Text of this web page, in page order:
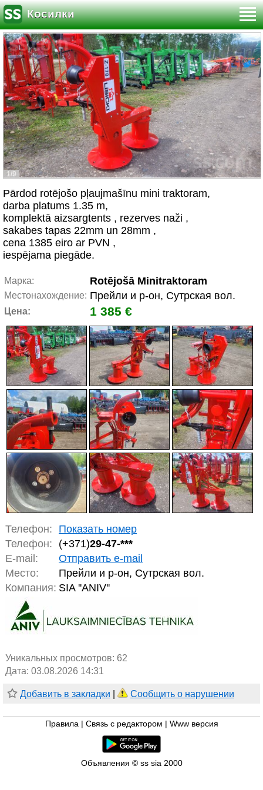
Косилки
1/9
Pārdod rotējošo pļaujmašīnu mini traktoram,
darba platums 1.35 m,
komplektā aizsargtents , rezerves naži ,
sakabes tapas 22mm un 28mm ,
cena 1385 eiro ar PVN ,
iespējama piegāde.
Марка: Rotējošā Minitraktoram
Местонахождение: Прейли и р-он, Сутрская вол.
Цена: 1 385 €
Телефон:
Показать номер
Телефон:
(+371)29-47-***
E-mail:
Отправить e-mail
Место:
Прейли и р-он, Сутрская вол.
Компания: SIA ''ANIV''
Уникальных просмотров: 62
Дата: 03.08.2026 14:31
Добавить в закладки Сообщить о нарушении
Правила Связь с редактором Www версия
Объявления © ss sia 2000